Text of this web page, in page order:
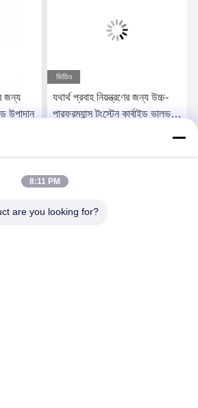
জন্য
উপাদান
ভিডিও
যথার্থ প্রবাহ নিয়ন্ত্রণের জন্য উচ্চ-
পারফরম্যান্স টংস্টেন কার্বাইড ভালভ
8:11 PM
are you looking for?